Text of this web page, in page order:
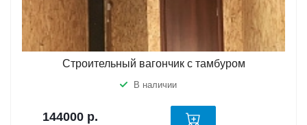
Строительный вагончик с тамбуром
В наличии
144000 р.